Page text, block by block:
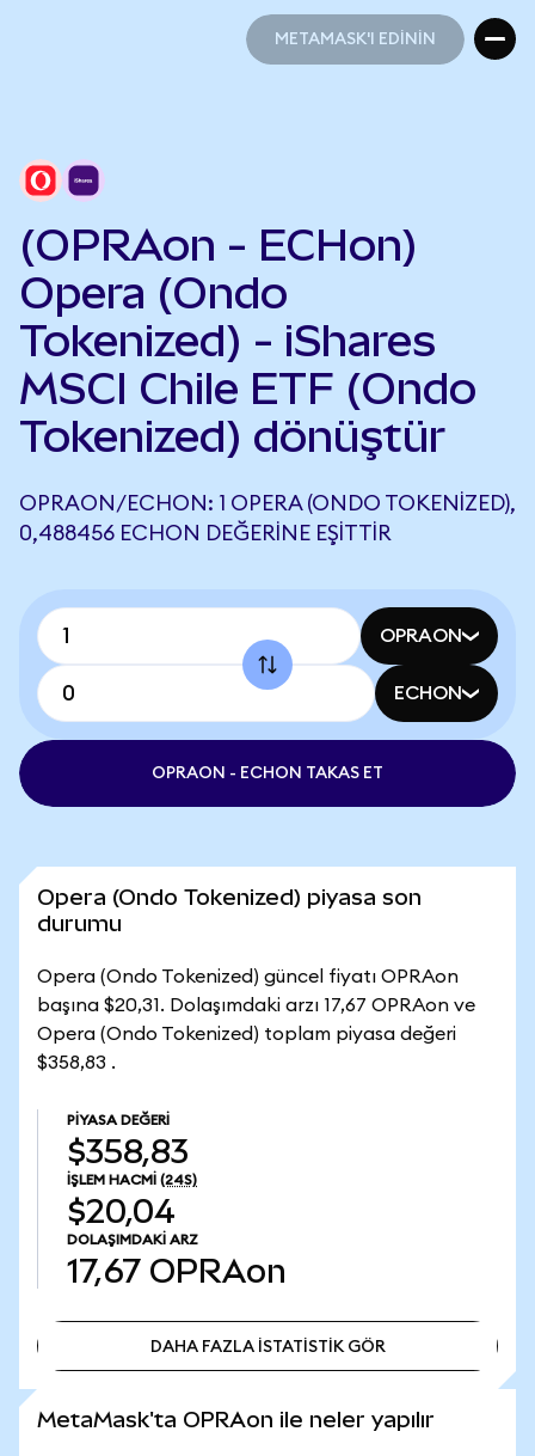
METAMASK'I EDİNİN
(OPRAon - ECHon)
Opera (Ondo
Tokenized) - iShares
MSCI Chile ETF (Ondo
Tokenized) dönüştür
OPRAON/ECHON: 1 OPERA (ONDO TOKENIZED),
0,488456 ECHON DEĞERINE EŞITTIR
OPRAON
ECHON
OPRAON - ECHON TAKAS ET
Opera (Ondo Tokenized) piyasa son
durumu
Opera (Ondo Tokenized) güncel fiyatı OPRAon
başına $20,31. Dolaşımdaki arzı 17,67 OPRAon ve
Opera (Ondo Tokenized) toplam piyasa değeri
$358,83 .
PIYASA DEĞERI
$358,83
İŞLEM HACMI (24S)
$20,04
DOLAŞIMDAKI ARZ
17,67 OPRAon
DAHA FAZLA İSTATİSTİK GÖR
MetaMask'ta OPRAon ile neler yapılır